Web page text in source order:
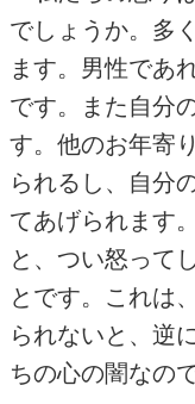
でしょうか。多
ます。男性であ
です。また自分
す。他のお年寄
られるし、自分
てあげられます
と、つい怒って
とです。これは
られないと、逆
ちの心の闇なので